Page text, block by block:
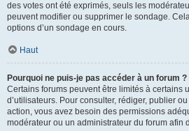
des votes ont été exprimés, seuls les
peuvent modifier ou supprimer le sondage.
options d’un sondage en cours.
Haut
Pourquoi ne puis-je pas accéder à un forum ?
Certains forums peuvent être limités à certains
d’utilisateurs. Pour consulter, rédiger, publier
action, vous avez besoin des permissions
modérateur ou un administrateur du forum afin